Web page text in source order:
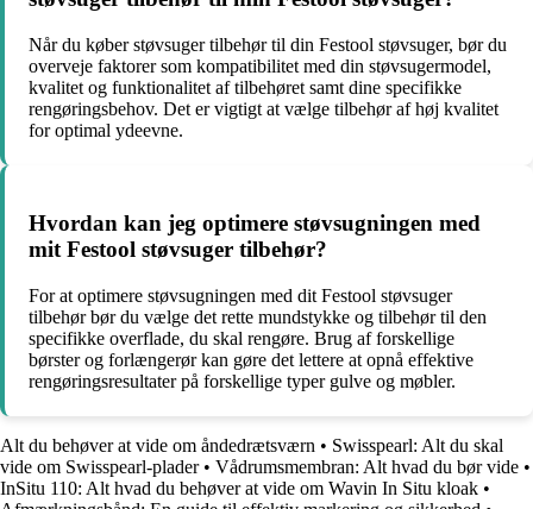
Når du køber støvsuger tilbehør til din Festool støvsuger, bør du
overveje faktorer som kompatibilitet med din støvsugermodel,
kvalitet og funktionalitet af tilbehøret samt dine specifikke
rengøringsbehov. Det er vigtigt at vælge tilbehør af høj kvalitet
for optimal ydeevne.
Hvordan kan jeg optimere støvsugningen med
mit Festool støvsuger tilbehør?
For at optimere støvsugningen med dit Festool støvsuger
tilbehør bør du vælge det rette mundstykke og tilbehør til den
specifikke overflade, du skal rengøre. Brug af forskellige
børster og forlængerør kan gøre det lettere at opnå effektive
rengøringsresultater på forskellige typer gulve og møbler.
Alt du behøver at vide om åndedrætsværn • Swisspearl: Alt du skal
vide om Swisspearl-plader• Vådrumsmembran: Alt hvad du bør vide •
InSitu 110: Alt hvad du behøver at vide om Wavin In Situ kloak •